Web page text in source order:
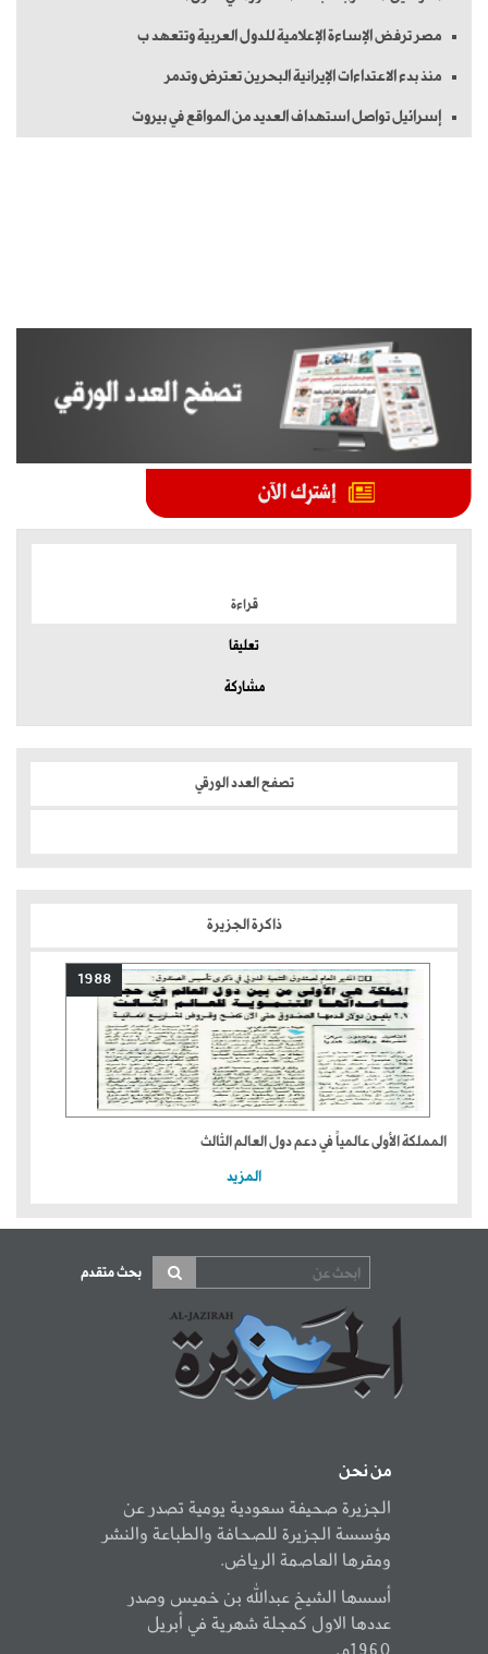
مصر ترفض الإساءة الإعلامية للدول العربية وتتعهد ب
منذ بدء الاعتداءات الإيرانية البحرين تعترض وتدمر
إسرائيل تواصل استهداف العديد من المواقع في بيروت
قراءة
تعليقا
مشاركة
تصفح العدد الورقي
ذاكرة الجزيرة
1988
المملكة الأولى عالمياً في دعم دول العالم الثالث
المزيد
بحث متقدم
من نحن
الجزيرة صحيفة سعودية يومية تصدر عن
مؤسسة الجزيرة للصحافة والطباعة والنشر
ومقرها العاصمة الرياض.
أسسها الشيخ عبدالله بن خميس وصدر
عددها الاول كمجلة شهرية في أبريل
1960م.